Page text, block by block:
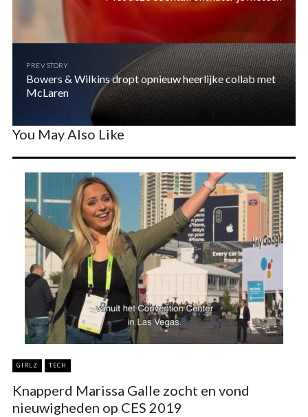
PREV STORY
Bowers & Wilkins dropt opnieuw heerlijke collab met
McLaren
You May Also Like
GIRLZ TECH
Knapperd Marissa Galle zocht en vond
nieuwigheden op CES 2019